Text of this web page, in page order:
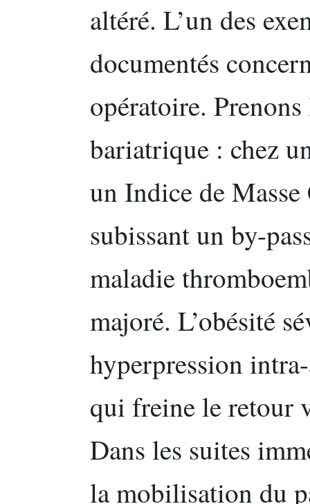
altéré. L’un des
documentés
opératoire.
bariatrique : chez
un Indice de
subissant un by-
maladie
majoré. L’obésité
hyperpression
qui freine le retour
Dans les suites
la mobilisation du